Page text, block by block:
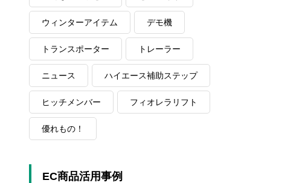
ウィンターアイテム デモ機
トランスポーター トレーラー
ニュース ハイエース補助ステップ
ヒッチメンバー フィオレラリフト
優れもの！
EC商品活用事例